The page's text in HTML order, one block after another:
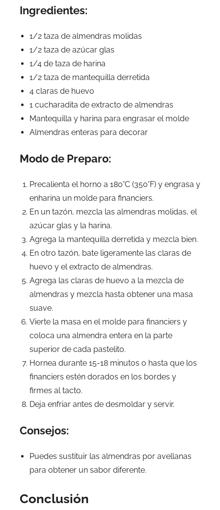
Ingredientes:
1/2 taza de almendras molidas
1/2 taza de azúcar glas
1/4 de taza de harina
1/2 taza de mantequilla derretida
4 claras de huevo
1 cucharadita de extracto de almendras
Mantequilla y harina para engrasar el molde
Almendras enteras para decorar
Modo de Preparo:
Precalienta el horno a 180°C (350°F) y engrasa y
enharina un molde para financiers.
En un tazón, mezcla las almendras molidas, el
azúcar glas y la harina.
Agrega la mantequilla derretida y mezcla bien.
En otro tazón, bate ligeramente las claras de
huevo y el extracto de almendras.
Agrega las claras de huevo a la mezcla de
almendras y mezcla hasta obtener una masa
suave.
Vierte la masa en el molde para financiers y
coloca una almendra entera en la parte
superior de cada pastelito.
Hornea durante 15-18 minutos o hasta que los
financiers estén dorados en los bordes y
firmes al tacto.
Deja enfriar antes de desmoldar y servir.
Consejos:
Puedes sustituir las almendras por avellanas
para obtener un sabor diferente.
Conclusión